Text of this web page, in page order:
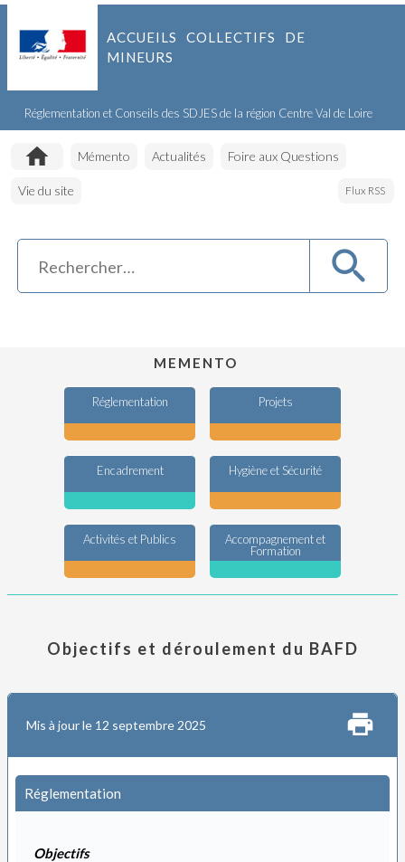
ACCUEILS COLLECTIFS DE
MINEURS
Réglementation et Conseils des SDJES de la région Centre Val de Loire
Accueil Mémento Actualités Foire aux Questions
Vie du site Flux RSS
Objectifs et déroulement du BAFD
Mis à jour le 12 septembre 2025
Réglementation
Objectifs
MEMENTO
Réglementation Projets
Encadrement Hygiène et Sécurité
Activités et Publics
Accompagnement et
Formation